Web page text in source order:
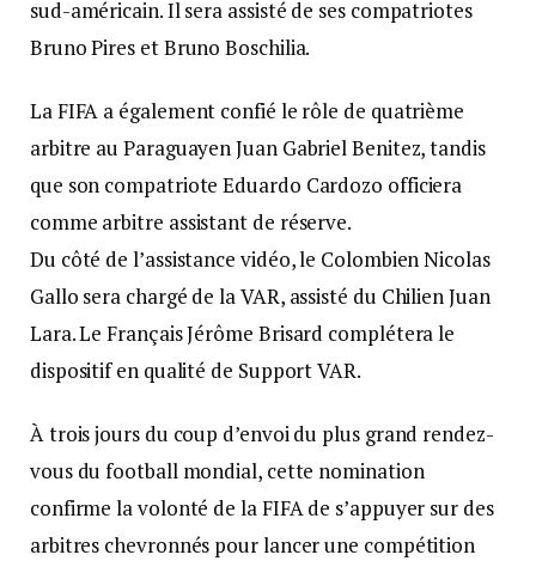
sud-américain. Il sera assisté de ses compatriotes
Bruno Pires et Bruno Boschilia.
La FIFA a également confié le rôle de quatrième
arbitre au Paraguayen Juan Gabriel Benitez, tandis
que son compatriote Eduardo Cardozo officiera
comme arbitre assistant de réserve.
Du côté de l’assistance vidéo, le Colombien Nicolas
Gallo sera chargé de la VAR, assisté du Chilien Juan
Lara. Le Français Jérôme Brisard complétera le
dispositif en qualité de Support VAR.
À trois jours du coup d’envoi du plus grand rendez-
vous du football mondial, cette nomination
confirme la volonté de la FIFA de s’appuyer sur des
arbitres chevronnés pour lancer une compétition